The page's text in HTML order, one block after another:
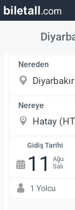
Nereden
Nereye
Gidiş Tarihi
11
Ağu
Salı
1 Yolcu